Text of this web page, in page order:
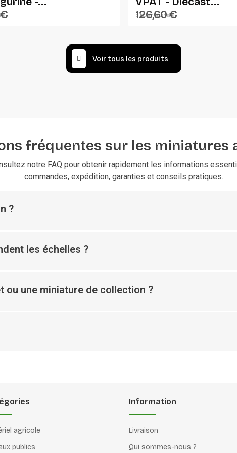
DIECAST MASTERS
126,60 €
Voir tous les produits
fréquentes sur les miniatures
notre FAQ pour obtenir rapidement les informations
commandes, expédition, garanties et conseils pratiques.
?
les échelles ?
ou une miniature de collection ?
agricole
publics
Information
Livraison
Qui sommes-nous ?